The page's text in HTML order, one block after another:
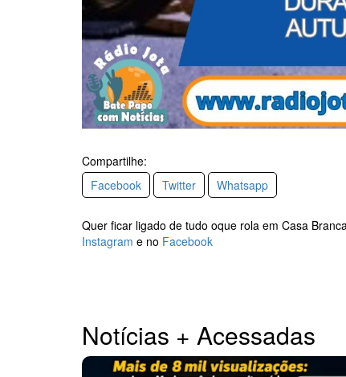
Compartilhe:
Facebook
Twitter Whatsapp
Quer ficar ligado de tudo oque rola em Casa
Instagram e no Facebook
Notícias + Acessadas